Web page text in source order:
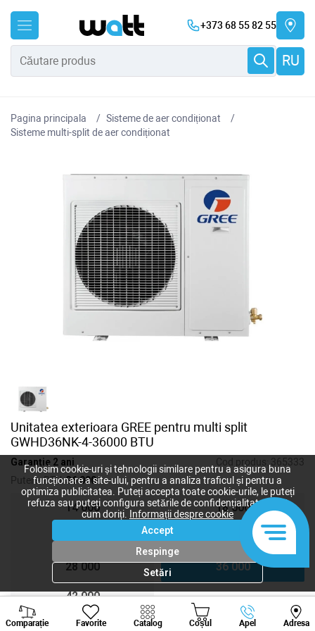
+373 68 55 82 55
RU
Pagina principala
Sisteme de aer condiționat
Sisteme multi-split de aer condiționat
Unitatea exterioara GREE pentru multi split
GWHD36NK-4-36000 BTU
Garanție 2 ani Cod produs: 365333
Putere, BTU:36 000
14 000 18 000
28 000 36 000
42 000
Comparație Favorite Catalog Coșul Apel Adresa
Viber Whatsapp
Folosim cookie-uri și tehnologii similare pentru a asigura buna
funcționare a site-ului, pentru a analiza traficul și pentru a
optimiza publicitatea. Puteți accepta toate cookie-urile, le puteți
refuza sau puteți configura setările de confidențialitate după
cum doriți.
Informații despre cookie
Accept
Respinge
Setări